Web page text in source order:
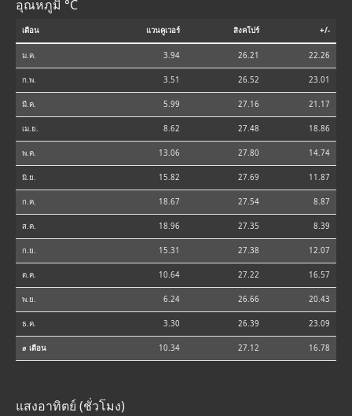
อุณหภูมิ °C
เดือน แวนคูเวอร์ สิงคโปร์ +/-
ม.ค. 3.94 26.21 22.26
ก.พ. 3.51 26.52 23.01
มี.ค. 5.99 27.16 21.17
เม.ย. 8.62 27.48 18.86
พ.ค. 13.06 27.80 14.74
มิ.ย. 15.82 27.69 11.87
ก.ค. 18.67 27.54 8.87
ส.ค. 18.96 27.35 8.39
ก.ย. 15.31 27.38 12.07
ต.ค. 10.64 27.22 16.57
พ.ย. 6.24 26.66 20.43
ธ.ค. 3.30 26.39 23.09
⌀ เดือน 10.34 27.12 16.78
แสงอาทิตย์ (ชั่วโมง)